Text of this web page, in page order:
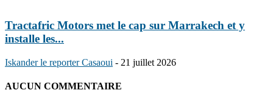
Tractafric Motors met le cap sur Marrakech et y
installe les...
Iskander le reporter Casaoui - 21 juillet 2026
AUCUN COMMENTAIRE